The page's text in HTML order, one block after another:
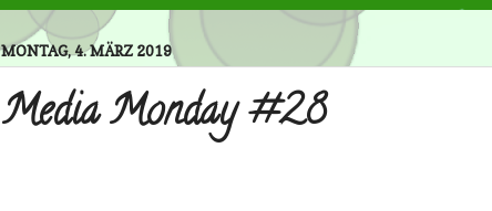
MONTAG, 4. MÄRZ 2019
Media Monday #28